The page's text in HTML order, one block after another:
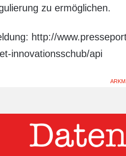
zu ermöglichen.
http://
innovationsschub/api